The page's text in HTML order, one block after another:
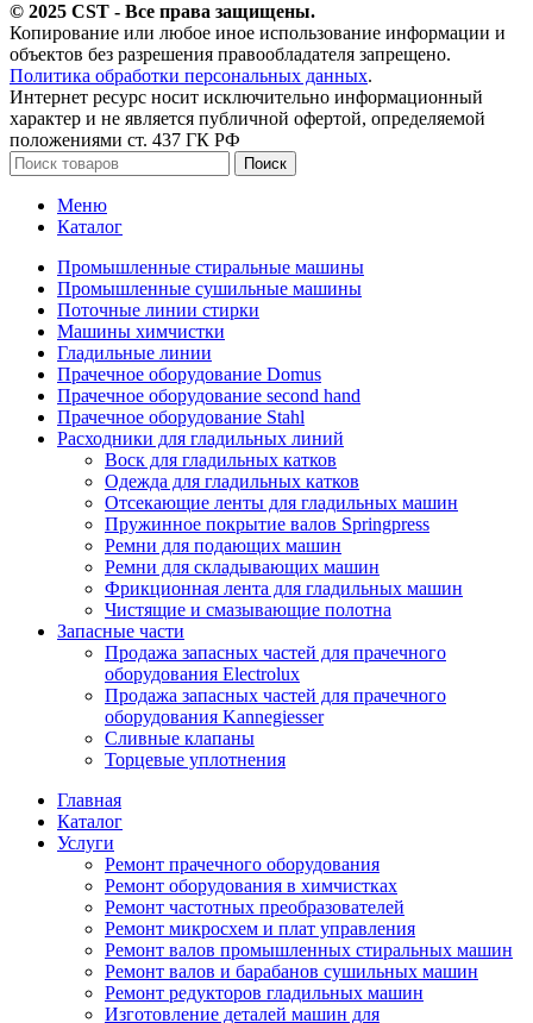
© 2025 CST - Все права защищены.
Копирование или любое иное использование информации и
объектов без разрешения правообладателя запрещено.
Политика обработки персональных данных.
Интернет ресурс носит исключительно информационный
характер и не является публичной офертой, определяемой
положениями ст. 437 ГК РФ
Поиск
Меню
Каталог
Промышленные стиральные машины
Промышленные сушильные машины
Поточные линии стирки
Машины химчистки
Гладильные линии
Прачечное оборудование Domus
Прачечное оборудование second hand
Прачечное оборудование Stahl
Расходники для гладильных линий
Воск для гладильных катков
Одежда для гладильных катков
Отсекающие ленты для гладильных машин
Пружинное покрытие валов Springpress
Ремни для подающих машин
Ремни для складывающих машин
Фрикционная лента для гладильных машин
Чистящие и смазывающие полотна
Запасные части
Продажа запасных частей для прачечного
оборудования Electrolux
Продажа запасных частей для прачечного
оборудования Kannegiesser
Сливные клапаны
Торцевые уплотнения
Главная
Каталог
Услуги
Ремонт прачечного оборудования
Ремонт оборудования в химчистках
Ремонт частотных преобразователей
Ремонт микросхем и плат управления
Ремонт валов промышленных стиральных машин
Ремонт валов и барабанов сушильных машин
Ремонт редукторов гладильных машин
Изготовление деталей машин для